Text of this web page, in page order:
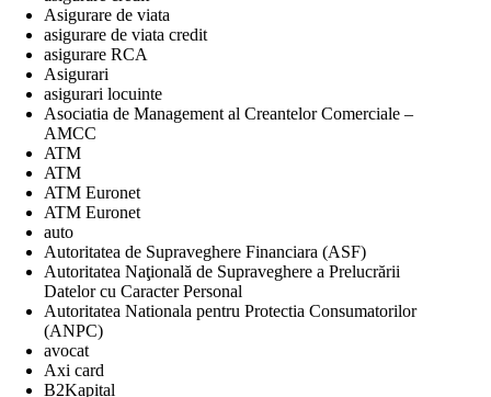
Asigurare de viata
asigurare de viata credit
asigurare RCA
Asigurari
asigurari locuinte
Asociatia de Management al Creantelor Comerciale –
AMCC
ATM
ATM
ATM Euronet
ATM Euronet
auto
Autoritatea de Supraveghere Financiara (ASF)
Autoritatea Naţională de Supraveghere a Prelucrării
Datelor cu Caracter Personal
Autoritatea Nationala pentru Protectia Consumatorilor
(ANPC)
avocat
Axi card
B2Kapital